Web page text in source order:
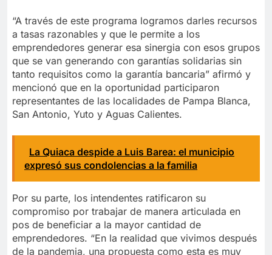
“A través de este programa logramos darles recursos
a tasas razonables y que le permite a los
emprendedores generar esa sinergia con esos grupos
que se van generando con garantías solidarias sin
tanto requisitos como la garantía bancaria” afirmó y
mencionó que en la oportunidad participaron
representantes de las localidades de Pampa Blanca,
San Antonio, Yuto y Aguas Calientes.
La Quiaca despide a Luis Barea: el municipio
expresó sus condolencias a la familia
Por su parte, los intendentes ratificaron su
compromiso por trabajar de manera articulada en
pos de beneficiar a la mayor cantidad de
emprendedores. “En la realidad que vivimos después
de la pandemia, una propuesta como esta es muy